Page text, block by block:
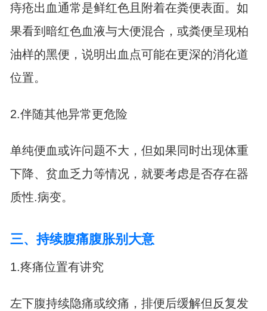
痔疮出血通常是鲜红色且附着在粪便表面。如
果看到暗红色血液与大便混合，或粪便呈现柏
油样的黑便，说明出血点可能在更深的消化道
位置。
2.伴随其他异常更危险
单纯便血或许问题不大，但如果同时出现体重
下降、贫血乏力等情况，就要考虑是否存在器
质性.病变。
三、持续腹痛腹胀别大意
1.疼痛位置有讲究
左下腹持续隐痛或绞痛，排便后缓解但反复发